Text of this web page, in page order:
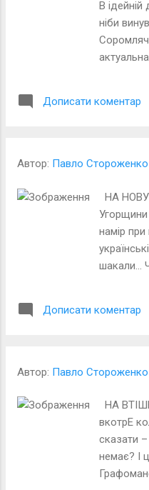
В
ніби
Дописати коментар
Автор: Павло Стороженко
НА НОВУ
намір при
шакали…
ослабнем
шакал
увсебіч
джерел
Дописати коментар
Автор: Павло Стороженко
НА
вкотрЕ
сказати
немає? І